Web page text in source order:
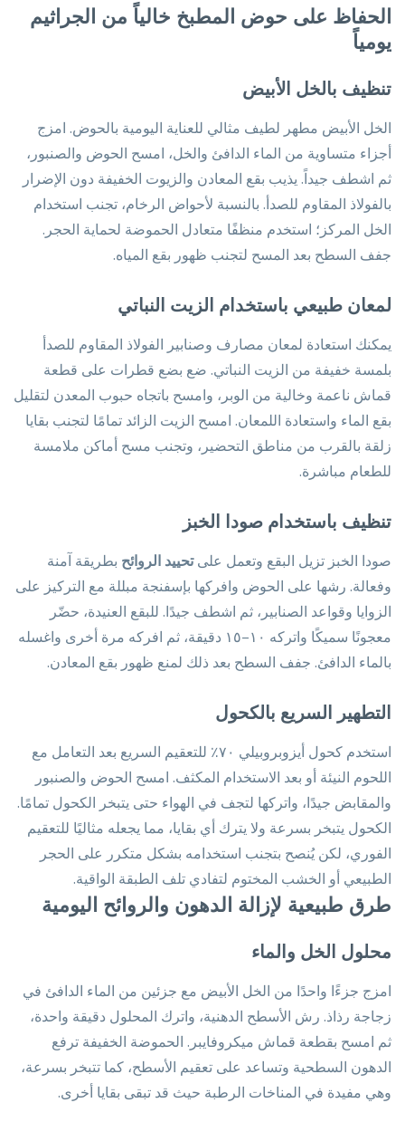
الحفاظ على حوض المطبخ خالياً من الجراثيم
يومياً
تنظيف بالخل الأبيض
الخل الأبيض مطهر لطيف مثالي للعناية اليومية بالحوض. امزج
أجزاء متساوية من الماء الدافئ والخل، امسح الحوض والصنبور،
ثم اشطف جيداً. يذيب بقع المعادن والزيوت الخفيفة دون الإضرار
بالفولاذ المقاوم للصدأ. بالنسبة لأحواض الرخام، تجنب استخدام
الخل المركز؛ استخدم منظفًا متعادل الحموضة لحماية الحجر.
جفف السطح بعد المسح لتجنب ظهور بقع المياه.
لمعان طبيعي باستخدام الزيت النباتي
يمكنك استعادة لمعان مصارف وصنابير الفولاذ المقاوم للصدأ
بلمسة خفيفة من الزيت النباتي. ضع بضع قطرات على قطعة
قماش ناعمة وخالية من الوبر، وامسح باتجاه حبوب المعدن لتقليل
بقع الماء واستعادة اللمعان. امسح الزيت الزائد تمامًا لتجنب بقايا
زلقة بالقرب من مناطق التحضير، وتجنب مسح أماكن ملامسة
للطعام مباشرة.
تنظيف باستخدام صودا الخبز
صودا الخبز تزيل البقع وتعمل علىتحييد الروائح بطريقة آمنة
وفعالة. رشها على الحوض وافركها بإسفنجة مبللة مع التركيز على
الزوايا وقواعد الصنابير، ثم اشطف جيدًا. للبقع العنيدة، حضّر
معجونًا سميكًا واتركه ١٠–١٥ دقيقة، ثم افركه مرة أخرى واغسله
بالماء الدافئ. جفف السطح بعد ذلك لمنع ظهور بقع المعادن.
التطهير السريع بالكحول
استخدم كحول أيزوبروبيلي ٧٠٪ للتعقيم السريع بعد التعامل مع
اللحوم النيئة أو بعد الاستخدام المكثف. امسح الحوض والصنبور
والمقابض جيدًا، واتركها لتجف في الهواء حتى يتبخر الكحول تمامًا.
الكحول يتبخر بسرعة ولا يترك أي بقايا، مما يجعله مثاليًا للتعقيم
الفوري، لكن يُنصح بتجنب استخدامه بشكل متكرر على الحجر
الطبيعي أو الخشب المختوم لتفادي تلف الطبقة الواقية.
طرق طبيعية لإزالة الدهون والروائح اليومية
محلول الخل والماء
امزج جزءًا واحدًا من الخل الأبيض مع جزئين من الماء الدافئ في
زجاجة رذاذ. رش الأسطح الدهنية، واترك المحلول دقيقة واحدة،
ثم امسح بقطعة قماش ميكروفايبر. الحموضة الخفيفة ترفع
الدهون السطحية وتساعد على تعقيم الأسطح، كما تتبخر بسرعة،
وهي مفيدة في المناخات الرطبة حيث قد تبقى بقايا أخرى.